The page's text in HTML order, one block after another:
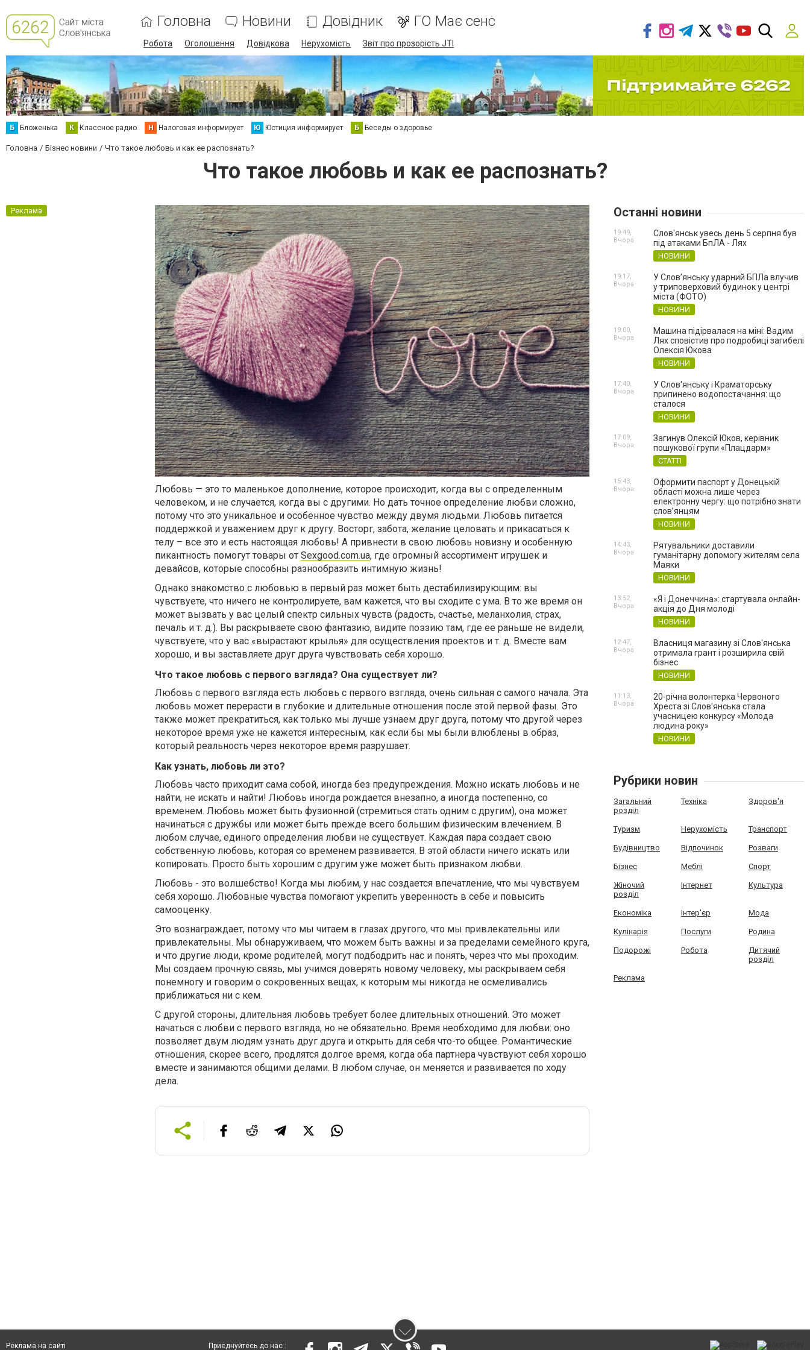
Головна Новини Довідник ГО Має сенс
Робота Оголошення Довідкова Нерухомість Звіт про прозорість JTI
Б Бложенька К Классное радио Н Налоговая информирует Ю Юстиция информирует Б Беседы о здоровье
Головна Бізнес новини Что такое любовь и как ее распознать?
Что такое любовь и как ее распознать?
Реклама
Любовь — это то маленькое дополнение, которое происходит, когда вы с определенным
человеком, и не случается, когда вы с другими. Но дать точное определение любви сложно,
потому что это уникальное и особенное чувство между двумя людьми. Любовь питается
поддержкой и уважением друг к другу. Восторг, забота, желание целовать и прикасаться к
телу – все это и есть настоящая любовь! А привнести в свою любовь новизну и особенную
пикантность помогут товары от Sexgood.com.ua, где огромный ассортимент игрушек и
девайсов, которые способны разнообразить интимную жизнь!
Однако знакомство с любовью в первый раз может быть дестабилизирующим: вы
чувствуете, что ничего не контролируете, вам кажется, что вы сходите с ума. В то же время он
может вызвать у вас целый спектр сильных чувств (радость, счастье, меланхолия, страх,
печаль и т. д.). Вы раскрываете свою фантазию, видите поэзию там, где ее раньше не видели,
чувствуете, что у вас «вырастают крылья» для осуществления проектов и т. д. Вместе вам
хорошо, и вы заставляете друг друга чувствовать себя хорошо.
Что такое любовь с первого взгляда? Она существует ли?
Любовь с первого взгляда есть любовь с первого взгляда, очень сильная с самого начала. Эта
любовь может перерасти в глубокие и длительные отношения после этой первой фазы. Это
также может прекратиться, как только мы лучше узнаем друг друга, потому что другой через
некоторое время уже не кажется интересным, как если бы мы были влюблены в образ,
который реальность через некоторое время разрушает.
Как узнать, любовь ли это?
Любовь часто приходит сама собой, иногда без предупреждения. Можно искать любовь и не
найти, не искать и найти! Любовь иногда рождается внезапно, а иногда постепенно, со
временем. Любовь может быть фузионной (стремиться стать одним с другим), она может
начинаться с дружбы или может быть прежде всего большим физическим влечением. В
любом случае, единого определения любви не существует. Каждая пара создает свою
собственную любовь, которая со временем развивается. В этой области ничего искать или
копировать. Просто быть хорошим с другим уже может быть признаком любви.
Любовь - это волшебство! Когда мы любим, у нас создается впечатление, что мы чувствуем
себя хорошо. Любовные чувства помогают укрепить уверенность в себе и повысить
самооценку.
Это вознаграждает, потому что мы читаем в глазах другого, что мы привлекательны или
привлекательны. Мы обнаруживаем, что можем быть важны и за пределами семейного круга,
и что другие люди, кроме родителей, могут подбодрить нас и понять, через что мы проходим.
Мы создаем прочную связь, мы учимся доверять новому человеку, мы раскрываем себя
понемногу и говорим о сокровенных вещах, к которым мы никогда не осмеливались
приближаться ни с кем.
С другой стороны, длительная любовь требует более длительных отношений. Это может
начаться с любви с первого взгляда, но не обязательно. Время необходимо для любви: оно
позволяет двум людям узнать друг друга и открыть для себя что-то общее. Романтические
отношения, скорее всего, продлятся долгое время, когда оба партнера чувствуют себя хорошо
вместе и занимаются общими делами. В любом случае, он меняется и развивается по ходу
дела.
Останні новини
Слов'янськ увесь день 5 серпня був
під атаками БпЛА - Лях
НОВИНИ
19:49,
Вчора
У Слов’янську ударний БПЛа влучив
у триповерховий будинок у центрі
міста (ФОТО)
НОВИНИ
19:17,
Вчора
Машина підірвалася на міні: Вадим
Лях сповістив про подробиці загибелі
Олексія Юкова
НОВИНИ
19:00,
Вчора
У Слов'янську і Краматорську
припинено водопостачання: що
сталося
НОВИНИ
17:40,
Вчора
Загинув Олексій Юков, керівник
пошукової групи «Плацдарм»
СТАТТІ
17:09,
Вчора
Оформити паспорт у Донецькій
області можна лише через
електронну чергу: що потрібно знати
слов’янцям
НОВИНИ
15:43,
Вчора
Рятувальники доставили
гуманітарну допомогу жителям села
Маяки
НОВИНИ
14:43,
Вчора
«Я і Донеччина»: стартувала онлайн-
акція до Дня молоді
НОВИНИ
13:52,
Вчора
Власниця магазину зі Слов'янська
отримала грант і розширила свій
бізнес
НОВИНИ
12:47,
Вчора
20-річна волонтерка Червоного
Хреста зі Слов'янська стала
учасницею конкурсу «Молода
людина року»
НОВИНИ
11:13,
Вчора
Рубрики новин
Загальний
розділ
Техніка Здоров'я
Туризм Нерухомість Транспорт
Будівництво Відпочинок Розваги
Бізнес Меблі Спорт
Жіночий
розділ
Інтернет Культура
Економіка Інтер'єр Мода
Кулінарія Послуги Родина
Подорожі Робота
Дитячий
розділ
Реклама
Реклама на сайті Приєднуйтесь до нас :